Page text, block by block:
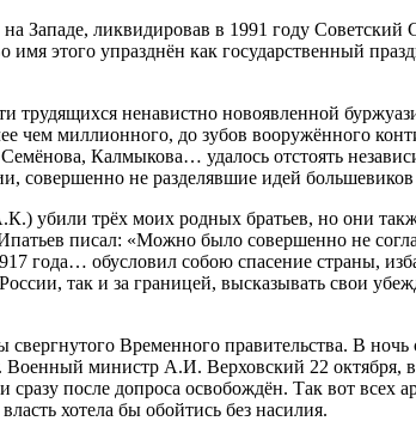
Западе, ликвидировав в 1991 году
имя этого упразднён как государственный
ненавистно новоявленной
миллионного, до зубов вооружённого
Калмыкова… удалось отстоять
совершенно не разделявшие идей
трёх моих родных братьев, но они
писал: «Можно было совершенно не
года… обусловил собою спасение страны,
так и за границей, высказывать свои
Временного правительства. В
министр А.И. Верховский 22 октября,
после допроса освобождён. Так вот всех
хотела бы обойтись без насилия.